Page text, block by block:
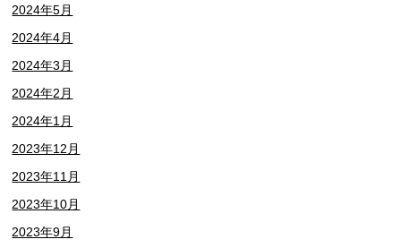
2024年5月
2024年4月
2024年3月
2024年2月
2024年1月
2023年12月
2023年11月
2023年10月
2023年9月